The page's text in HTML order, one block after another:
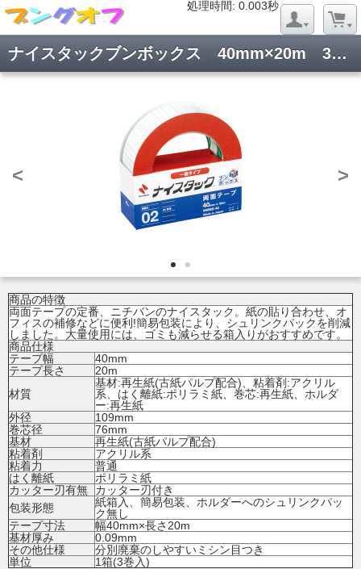
処理時間: 0.003秒
ナイスタックブンボックス 40mm×20m 3巻 NWBB-40
< >
商品の特徴
両面テープの定番、ニチバンのナイスタック。紙の貼り合わせ、オ
フィスの補修などに便利!簡易包装により、シュリンクパックを削減
しました。大量使用には、ゴミも減らせる箱入りがおすすめです。
商品仕様
テープ幅
40mm
テープ長さ
20m
材質
基材:再生紙(古紙パルプ配合)、粘着剤:アクリル
系、はく離紙:ポリラミ紙、巻芯:再生紙、ホルダ
ー:再生紙
外径
109mm
巻芯径
76mm
基材
再生紙(古紙パルプ配合)
粘着剤
アクリル系
粘着力
普通
はく離紙
ポリラミ紙
カッター刃有無
カッター刃付き
包装形態
紙箱入、簡易包装、ホルダーへのシュリンクパッ
ク無し
テープ寸法
幅40mm×長さ20m
基材厚み
0.09mm
その他仕様
分別廃棄のしやすいミシン目つき
単位
1箱(3巻入)
処理時間: 0.020秒